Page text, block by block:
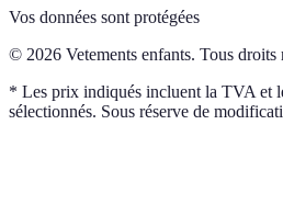
Vos données sont protégées
© 2026 Vetements enfants. Tous droits
* Les prix indiqués incluent la TVA et
sélectionnés. Sous réserve de